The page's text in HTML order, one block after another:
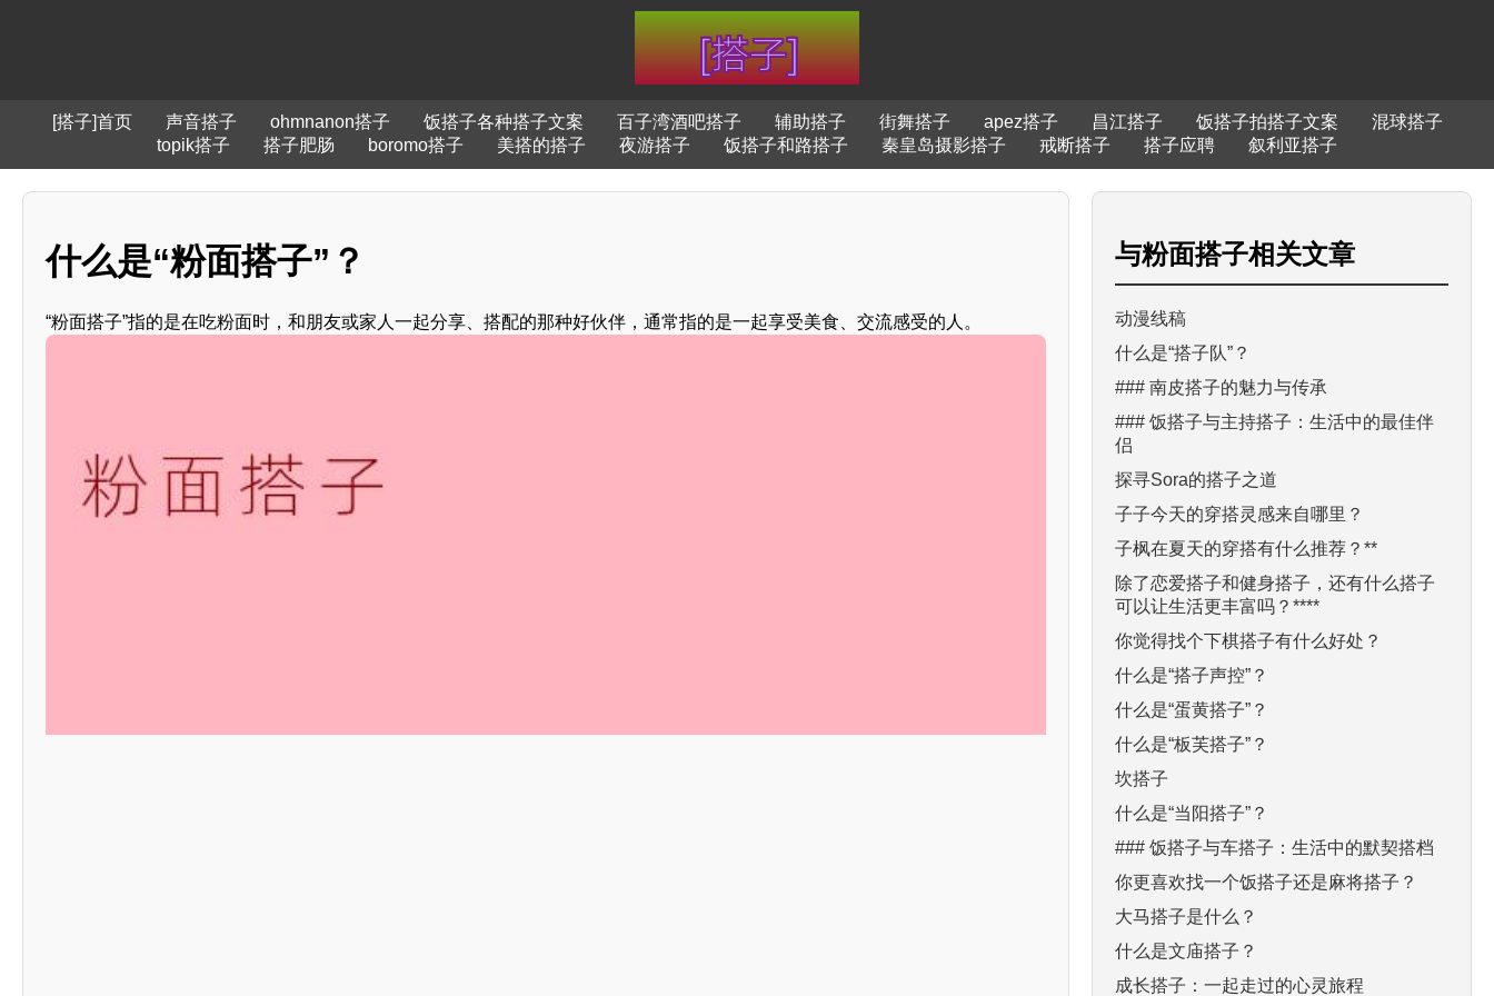
[搭子]首页 声音搭子 ohmnanon搭子 饭搭子各种搭子文案 百子湾酒吧搭子 辅助搭子 街舞搭子 apez搭子 昌江搭子 饭搭子拍搭子文案
混球搭子
topik搭子
搭子肥肠 boromo搭子 美搭的搭子 夜游搭子 饭搭子和路搭子 秦皇岛摄影搭子 戒断搭子 搭子应聘 叙利亚搭子
什么是“粉面搭子”？
“粉面搭子”指的是在吃粉面时，和朋友或家人一起分享、搭配的那种好伙伴，通常指的是一起享受美食、交流感受的人。
与粉面搭子相关文章
动漫线稿
什么是“搭子队”？
### 南皮搭子的魅力与传承
### 饭搭子与主持搭子：生活中的最佳伴
侣
探寻Sora的搭子之道
子子今天的穿搭灵感来自哪里？
子枫在夏天的穿搭有什么推荐？**
除了恋爱搭子和健身搭子，还有什么搭子
可以让生活更丰富吗？****
你觉得找个下棋搭子有什么好处？
什么是“搭子声控”？
什么是“蛋黄搭子”？
什么是“板芙搭子”？
坎搭子
什么是“当阳搭子”？
### 饭搭子与车搭子：生活中的默契搭档
你更喜欢找一个饭搭子还是麻将搭子？
大马搭子是什么？
什么是文庙搭子？
成长搭子：一起走过的心灵旅程